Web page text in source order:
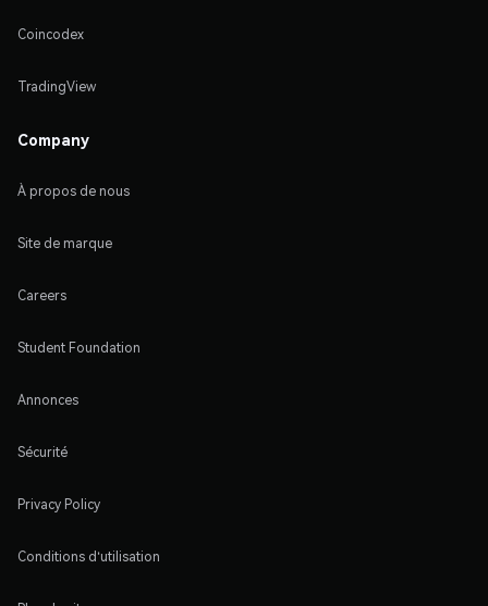
Coincodex
TradingView
Company
À propos de nous
Site de marque
Careers
Student Foundation
Annonces
Sécurité
Privacy Policy
Conditions d'utilisation